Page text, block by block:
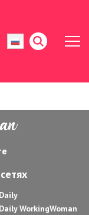
WorkingWoman